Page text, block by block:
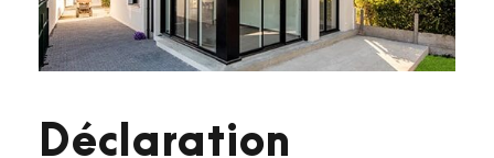
Déclaration